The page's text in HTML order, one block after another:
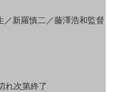
新羅慎二／藤澤浩和監督
次第終了